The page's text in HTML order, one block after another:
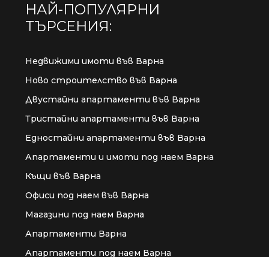
НАЙ-ПОПУЛЯРНИ
ТЪРСЕНИЯ:
Недвижими имоти във Варна
Ново строителство във Варна
Двустайни апартаменти във Варна
Тристайни апартаменти във Варна
Едностайни апартаменти във Варна
Апартаменти и имоти под наем Варна
Къщи във Варна
Офиси под наем във Варна
Магазини под наем Варна
Апартаменти Варна
Апартаменти под наем Варна